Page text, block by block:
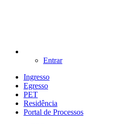
Entrar
Ingresso
Egresso
PET
Residência
Portal de Processos